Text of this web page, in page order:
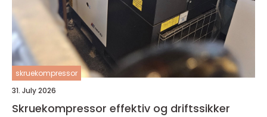
skruekompressor
31. July 2026
Skruekompressor effektiv og driftssikker